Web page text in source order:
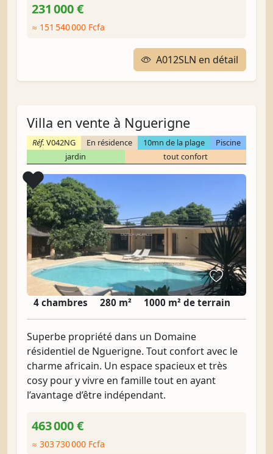
231 000 €
≈ 151 540 000 Fcfa
A012SLN en détail
Villa en vente à Nguerigne
Réf. V042NG En résidence 10mn de la plage
Piscine
jardin
tout confort
❤️Coup de cœur
4 chambres 280 m² 1000 m² de terrain
Superbe propriété dans un Domaine
résidentiel de Nguerigne. Tout confort avec le
charme africain. Un espace spacieux et très
cosy pour y vivre en famille tout en ayant
l’avantage d’être indépendant.
463 000 €
≈ 303 730 000 Fcfa